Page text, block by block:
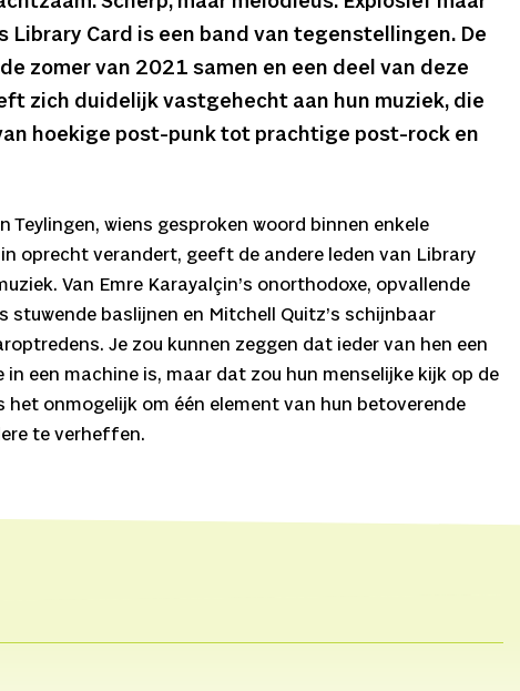
Library Card is een band van tegenstellingen. De
zomer van 2021 samen en een deel van deze
zich duidelijk vastgehecht aan hun muziek, die
hoekige post-punk tot prachtige post-rock en
Teylingen, wiens gesproken woord binnen enkele
oprecht verandert, geeft de andere leden van Library
Van Emre Karayalçin’s onorthodoxe, opvallende
stuwende baslijnen en Mitchell Quitz’s schijnbaar
Je zou kunnen zeggen dat ieder van hen een
een machine is, maar dat zou hun menselijke kijk op de
het onmogelijk om één element van hun betoverende
te verheffen.